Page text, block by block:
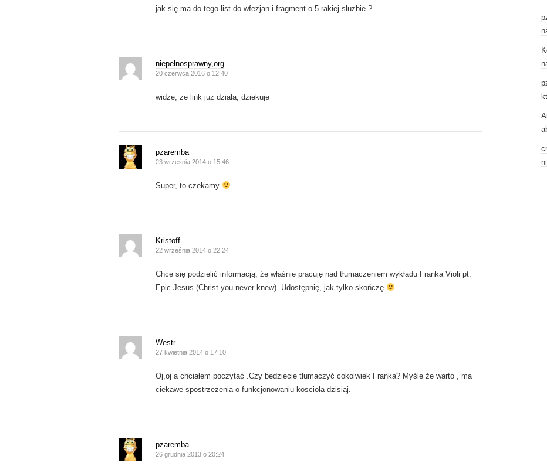
jak się ma do tego list do wfezjan i fragment o 5 rakiej służbie ?
niepelnosprawny,org
20 czerwca 2016 o 12:40
widze, ze link juz działa, dziekuje
pzaremba
23 września 2014 o 15:46
Super, to czekamy
Kristoff
22 września 2014 o 22:24
Chcę się podzielić informacją, że właśnie pracuję nad tłumaczeniem wykładu Franka Violi pt.
Epic Jesus (Christ you never knew). Udostępnię, jak tylko skończę
Westr
27 kwietnia 2014 o 17:10
Oj,oj a chciałem poczytać .Czy będziecie tłumaczyć cokolwiek Franka? Myśle że warto , ma
ciekawe spostrzeżenia o funkcjonowaniu koscioła dzisiaj.
pzaremba
26 grudnia 2013 o 20:24